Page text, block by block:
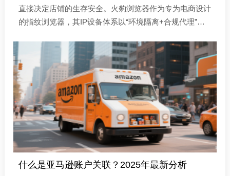
直接决定店铺的生存安全。火豹浏览器作为专为电商设计
的指纹浏览器，其IP设备体系以“环境隔离+合规代理”为
什么是亚马逊账户关联？2025年最新分析